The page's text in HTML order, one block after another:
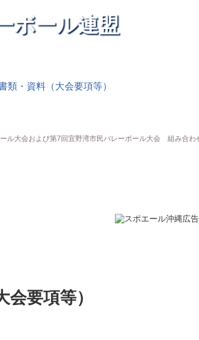
ボール連盟
類・資料（大会要項等）
ル大会および第7回宜野湾市民バレーボール大会 組み合わ
要項等）